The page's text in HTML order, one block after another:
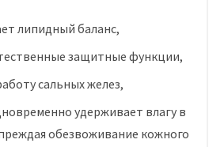
липидный баланс,
защитные функции,
сальных желез,
удерживает влагу в
обезвоживание кожного